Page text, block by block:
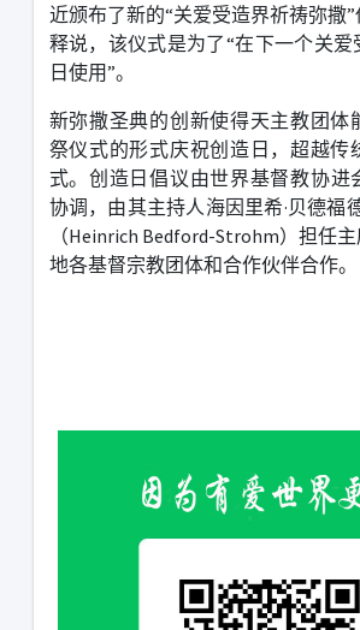
近颁布了新的“关爱受造界祈祷弥撒”
释说，该仪式是为了“在下一个关爱
日使用”。
新弥撒圣典的创新使得天主教团体
祭仪式的形式庆祝创造日，超越传
式。 创造日倡议由世界基督教协进
协调，由其主持人海因里希·贝德福
（Heinrich Bedford-Strohm）担任
地各基督宗教团体和合作伙伴合作。